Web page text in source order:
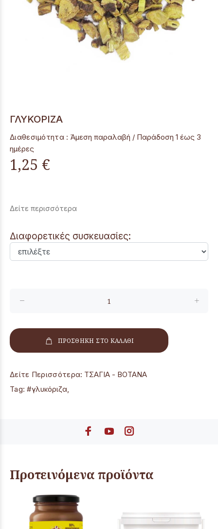
ΓΛΥΚΟΡΙΖΑ
Διαθεσιμότητα : Άμεση παραλαβή / Παράδoση 1 έως 3
ημέρες
1,25 €
Δείτε περισσότερα
Διαφορετικές συσκευασίες:
ΠΡΟΣΘΗΚΗ ΣΤΟ ΚΑΛΑΘΙ
Δείτε Περισσότερα: ΤΣΑΓΙΑ - ΒΟΤΑΝΑ
Tag: #γλυκόριζα,
Προτεινόμενα προϊόντα